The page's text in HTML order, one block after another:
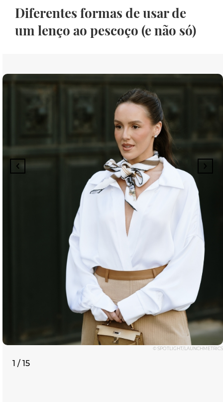
Diferentes formas de usar de
um lenço ao pescoço (e não só)
© SPOTLIGHT/LAUNCHMETRICS
1 / 15